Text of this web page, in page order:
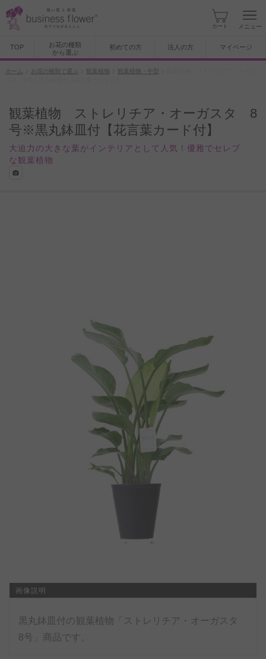
カート メニュー
TOP
お花の種類
から選ぶ
初めての方 法人の方 マイページ
ホーム お花の種類で選ぶ 観葉植物 観葉植物・中型
観葉植物 ストレリチア・オーガスタ 8
号※黒丸鉢皿付【花言葉カード付】
大迫力の大きな葉がインテリアとして人気！優雅でセレブ
な観葉植物
画像説明
黒丸鉢皿付の観葉植物「ストレリチア・オーガスタ
8号」商品です。